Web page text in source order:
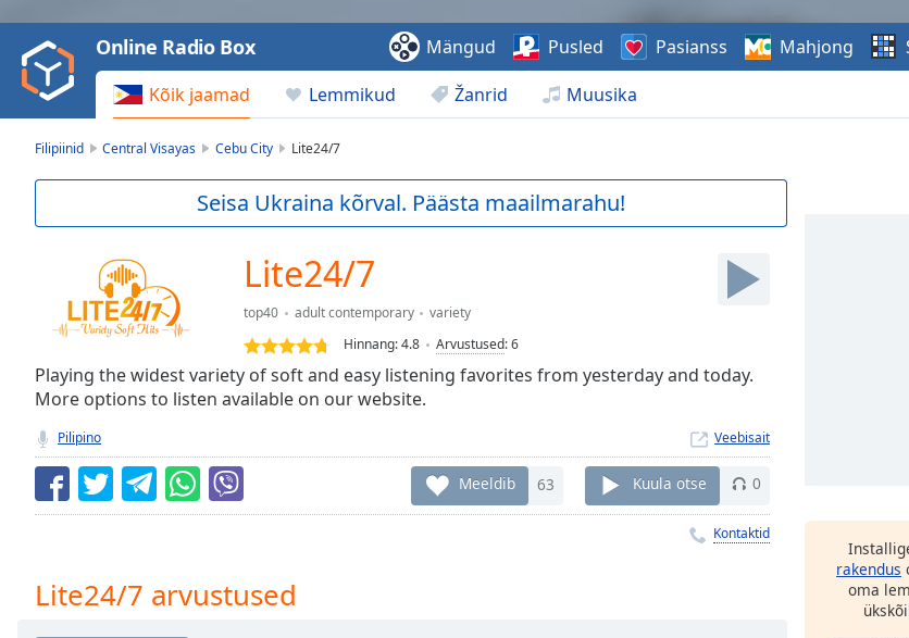
Video
Play
Backward
Skip
Current
TypeLIVE
Seek to
currently
behind
LIVE
Remaining
Time-
Playback
Kõik jaamad Lemmikud Žanrid Muusika
Online Radio Box Mängud Pusled Pasianss Mahjong
Filipiinid Central Visayas Cebu City Lite24/7
Seisa Ukraina kõrval. Päästa maailmarahu!
Lite24/7
top40 adult contemporary
variety
Hinnang:4.8 Arvustused:6
Playing the widest variety of soft and easy listening favorites from yesterday and today.
More options to listen available on our website.
Pilipino Veebisait
Meeldib 63 Kuula otse 0
Kontaktid
Lite24/7 arvustused
rakendus
oma